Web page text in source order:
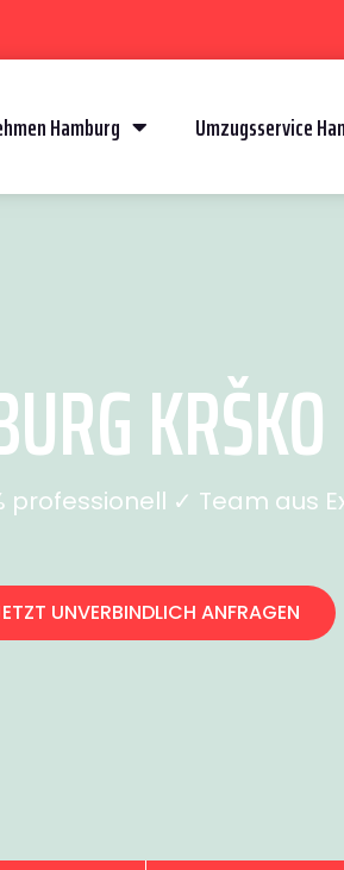
Hamburg Umzugsservice
professionell ✓ Team aus
UNVERBINDLICH ANFRAGEN